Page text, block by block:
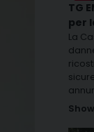
TG
per
La